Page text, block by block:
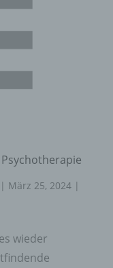
| März 25, 2024|
wieder